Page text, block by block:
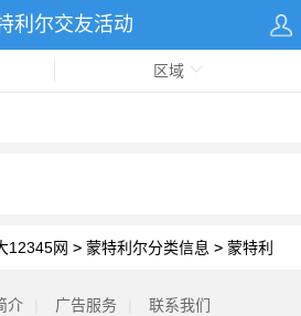
利尔交友活动
区域
12345网 > 蒙特利尔分类信息 > 蒙特利
介 广告服务 联系我们